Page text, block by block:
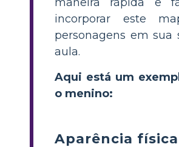
incorporar este
personagens em sua
aula.
Aqui está um
o menino:
Aparência física